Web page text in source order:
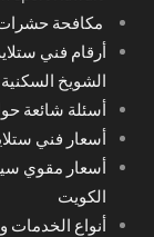
مكافحة حشرات
أرقام فني
الشويخ السكنية
أسئلة شائعة
أسعار فني
أسعار مقوي
الكويت
أنواع الخدمات